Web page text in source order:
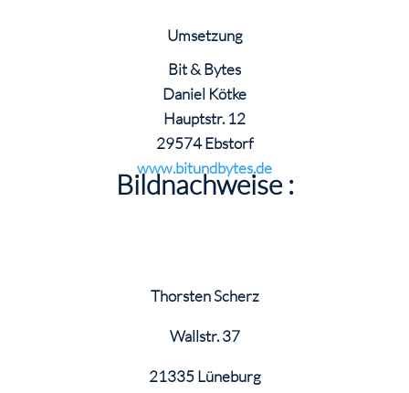
Umsetzung
Bit & Bytes
Daniel Kötke
Hauptstr. 12
29574 Ebstorf
www.bitundbytes.de
Bildnachweise :
Thorsten Scherz
Wallstr. 37
21335 Lüneburg